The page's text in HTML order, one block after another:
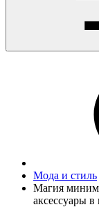
Мода и стиль
Магия
аксессуары